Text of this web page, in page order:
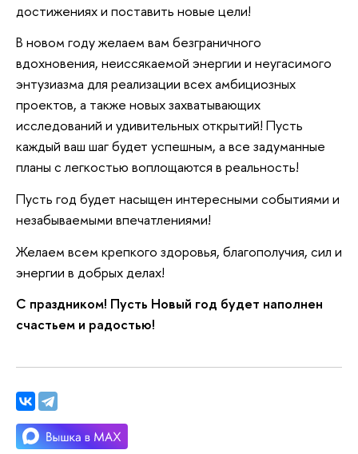
достижениях и поставить новые цели!
В новом году желаем вам безграничного
вдохновения, неиссякаемой энергии и неугасимого
энтузиазма для реализации всех амбициозных
проектов, а также новых захватывающих
исследований и удивительных открытий! Пусть
каждый ваш шаг будет успешным, а все задуманные
планы с легкостью воплощаются в реальность!
Пусть год будет насыщен интересными событиями и
незабываемыми впечатлениями!
Желаем всем крепкого здоровья, благополучия, сил и
энергии в добрых делах!
С праздником! Пусть Новый год будет наполнен
счастьем и радостью!